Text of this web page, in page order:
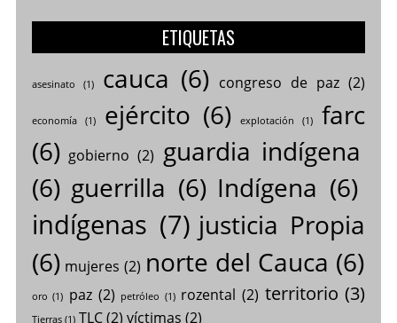
ETIQUETAS
asesinato (1) cauca (6) congreso de paz(2)
economía(1) ejército (6) explotación (1)
farc
(6) gobierno (2) guardia indígena
(6) guerrilla (6) Indígena (6)
indígenas (7) justicia Propia
(6) mujeres (2) norte del Cauca (6)
oro (1) paz (2) petróleo (1) rozental (2) territorio (3)
Tierras(1) TLC(2) víctimas (2)